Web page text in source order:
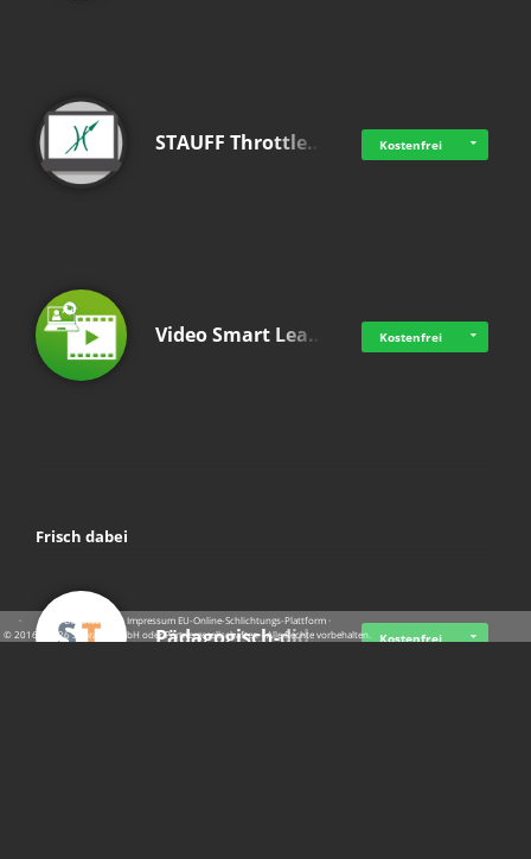
STAUFF Throttle… Kostenfrei
Video Smart Lea… Kostenfrei
Frisch dabei
Pädagogisch-did… Kostenfrei
· · ·Datenschutz ·Impressum EU-Online-Schlichtungs-Plattform·
© 2016 - 2026 SupraTix GmbH oder Partnergesellschaften - Alle Rechte vorbehalten.